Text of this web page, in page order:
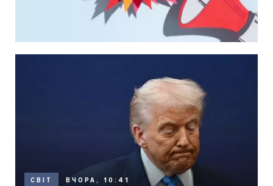
СВІТ ВЧОРА, 10:41